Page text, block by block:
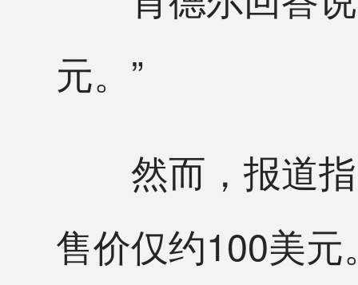
元。”
然而，报道指
售价仅约100美元